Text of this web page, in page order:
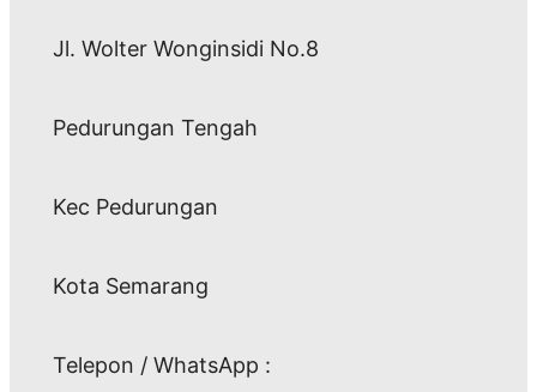
Jl. Wolter Wonginsidi No.8
Pedurungan Tengah
Kec Pedurungan
Kota Semarang
Telepon / WhatsApp :